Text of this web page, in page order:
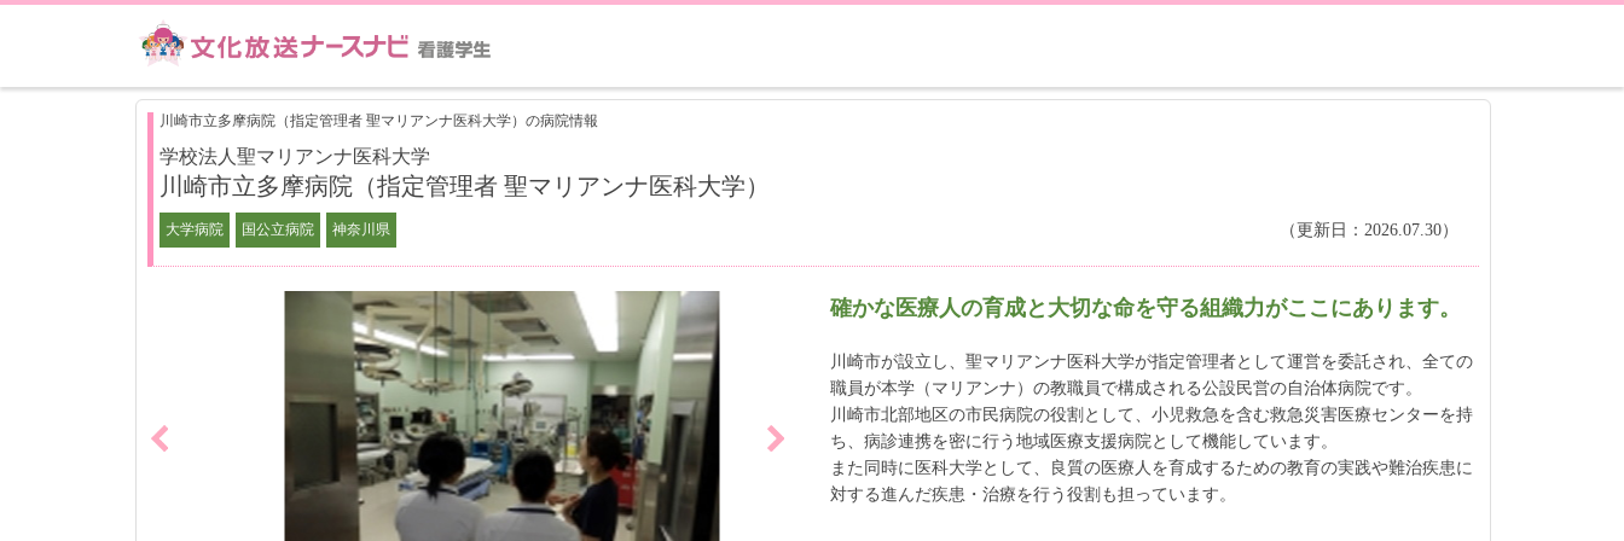
川崎市立多摩病院（指定管理者 聖マリアンナ医科大学）の病院情報
学校法人聖マリアンナ医科大学
川崎市立多摩病院（指定管理者 聖マリアンナ医科大学）
大学病院 国公立病院 神奈川県 （更新日：2026.07.30）
確かな医療人の育成と大切な命を守る組織力がここにあります。
川崎市が設立し、聖マリアンナ医科大学が指定管理者として運営を委託され、全ての
職員が本学（マリアンナ）の教職員で構成される公設民営の自治体病院です。
川崎市北部地区の市民病院の役割として、小児救急を含む救急災害医療センターを持
ち、病診連携を密に行う地域医療支援病院として機能しています。
また同時に医科大学として、良質の医療人を育成するための教育の実践や難治疾患に
対する進んだ疾患・治療を行う役割も担っています。